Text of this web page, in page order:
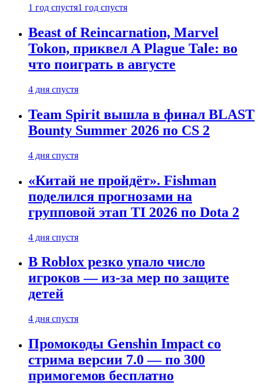
1 год спустя1 год спустя
Beast of Reincarnation, Marvel
Tokon, приквел A Plague Tale: во
что поиграть в августе
4 дня спустя
Team Spirit вышла в финал BLAST
Bounty Summer 2026 по CS 2
4 дня спустя
«Китай не пройдёт». Fishman
поделился прогнозами на
групповой этап TI 2026 по Dota 2
4 дня спустя
В Roblox резко упало число
игроков — из-за мер по защите
детей
4 дня спустя
Промокоды Genshin Impact со
стрима версии 7.0 — по 300
примогемов бесплатно